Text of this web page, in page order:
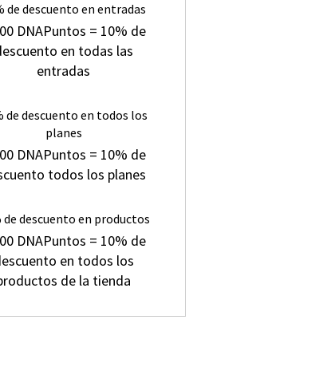
de descuento en entradas
DNAPuntos = 10% de
en todas las
entradas
de descuento en todos los
planes
DNAPuntos = 10% de
todos los planes
de descuento en productos
DNAPuntos = 10% de
en todos los
de la tienda